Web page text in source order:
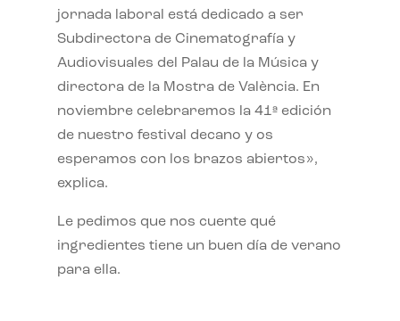
jornada laboral está dedicado a ser
Subdirectora de Cinematografía y
Audiovisuales del Palau de la Música y
directora de la Mostra de València. En
noviembre celebraremos la 41ª edición
de nuestro festival decano y os
esperamos con los brazos abiertos»,
explica.
Le pedimos que nos cuente qué
ingredientes tiene un buen día de verano
para ella.